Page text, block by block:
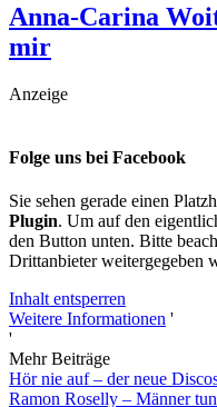
Anna-Carina
mir
Anzeige
Folge uns bei Facebook
Sie sehen gerade einen
Plugin. Um auf den
den Button unten. Bitte
Drittanbieter weitergegeben
Inhalt entsperren
Weitere Informationen '
'
Mehr Beiträge
Hör nie auf – der neue
Ramon Roselly – Männer